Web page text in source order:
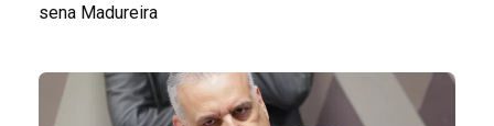
sena Madureira